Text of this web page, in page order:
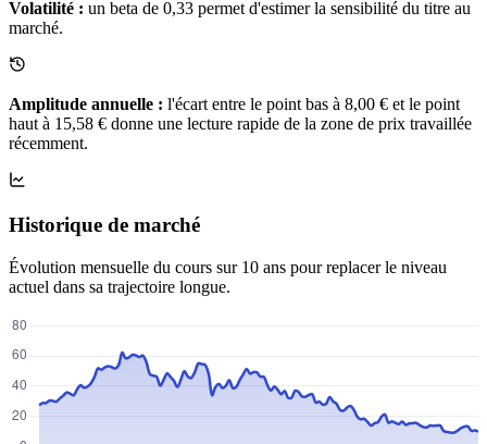
Volatilité : un beta de 0,33 permet d'estimer la sensibilité du titre au
marché.
Amplitude annuelle : l'écart entre le point bas à 8,00 € et le point
haut à 15,58 € donne une lecture rapide de la zone de prix travaillée
récemment.
Historique de marché
Évolution mensuelle du cours sur 10 ans pour replacer le niveau
actuel dans sa trajectoire longue.